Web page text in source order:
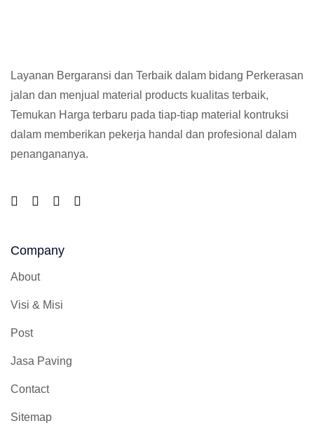
Layanan Bergaransi dan Terbaik dalam bidang Perkerasan
jalan dan menjual material products kualitas terbaik,
Temukan Harga terbaru pada tiap-tiap material kontruksi
dalam memberikan pekerja handal dan profesional dalam
penangananya.
Company
About
Visi & Misi
Post
Jasa Paving
Contact
Sitemap